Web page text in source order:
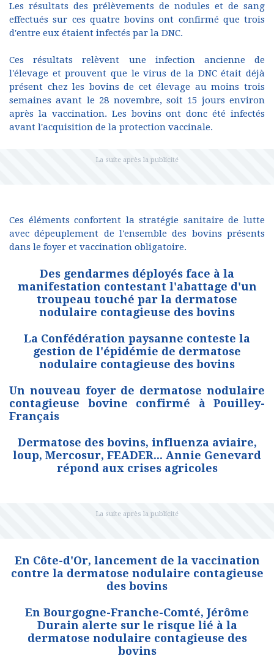
Les résultats des prélèvements de nodules et de sang
effectués sur ces quatre bovins ont confirmé que trois
d'entre eux étaient infectés par la DNC.
Ces résultats relèvent une infection ancienne de
l'élevage et prouvent que le virus de la DNC était déjà
présent chez les bovins de cet élevage au moins trois
semaines avant le 28 novembre, soit 15 jours environ
après la vaccination. Les bovins ont donc été infectés
avant l'acquisition de la protection vaccinale.
Ces éléments confortent la stratégie sanitaire de lutte
avec dépeuplement de l'ensemble des bovins présents
dans le foyer et vaccination obligatoire.
Des gendarmes déployés face à la
manifestation contestant l'abattage d'un
troupeau touché par la dermatose
nodulaire contagieuse des bovins
La Confédération paysanne conteste la
gestion de l'épidémie de dermatose
nodulaire contagieuse des bovins
Un nouveau foyer de dermatose nodulaire
contagieuse bovine confirmé à Pouilley-
Français
Dermatose des bovins, influenza aviaire,
loup, Mercosur, FEADER... Annie Genevard
répond aux crises agricoles
En Côte-d'Or, lancement de la vaccination
contre la dermatose nodulaire contagieuse
des bovins
En Bourgogne-Franche-Comté, Jérôme
Durain alerte sur le risque lié à la
dermatose nodulaire contagieuse des
bovins